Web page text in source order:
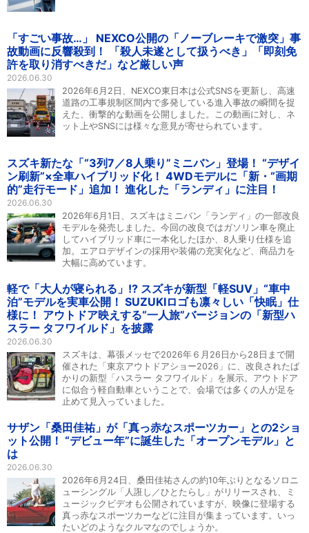
「すごい事故…」 NEXCO公開の「ノーブレーキで激突」事
故動画に反響殺到！ 「殺人未遂として扱うべき」「即刻免
許を取り消すべきだ」など厳しい声
2026.06.30
2026年6月2日、NEXCO東日本は公式SNSを更新し、高速
道路の工事規制区間内で多発している進入事故の瞬間を捉
えた、衝撃的な動画を公開しました。この動画に対し、ネ
ット上やSNSには様々な意見が寄せられています。
スズキ新たな「“3列7／8人乗り”ミニバン」登場！ “デザイ
ン刷新”×全車ハイブリッド化！ 4WDモデルに「新・“画期
的”走行モード」追加！ 進化した「ランディ」に注目！
2026.06.30
2026年6月1日、スズキはミニバン「ランディ」の一部改良
モデルを発売しました。今回の改良ではガソリン車を廃止
してハイブリッド車に一本化したほか、8人乗り仕様を追
加。エアロデザインの採用や装備の充実化など、商品力を
大幅に高めています。
軽で「大人が寝られる」!? スズキが新型「軽SUV」“車中
泊”モデルを実車公開！ SUZUKIロゴも凛々しい「快眠」仕
様に！ アウトドア映えする“一人旅”バージョンの「新型ハ
スラー タフワイルド」を披露
2026.06.30
スズキは、幕張メッセで2026年６月26日から28日まで開
催された「東京アウトドアショー2026」に、改良されたば
かりの新型「ハスラー タフワイルド」を展示。アウトドア
に似合う軽自動車ということで、会場では多くの人が足を
止めて見入っていました。
サザン「桑田佳祐」が「真っ赤なスポーツカー」との2ショ
ット公開！ “デビュー年”に誕生した「オープンモデル」と
は
2026.06.30
2026年6月24日、桑田佳祐さんの約10年ぶりとなるソロニ
ューシングル「人誑し／ひとたらし」がリリースされ、ミ
ュージックビデオも公開されていますが、映像に登場する
真っ赤なスポーツカーなどに注目が集まっています。いっ
たいどのようなクルマなのでしょうか。